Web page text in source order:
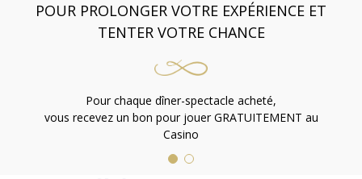
POUR PROLONGER VOTRE EXPÉRIENCE ET
TENTER VOTRE CHANCE
Pour chaque dîner-spectacle acheté,
vous recevez un bon pour jouer GRATUITEMENT au
Casino